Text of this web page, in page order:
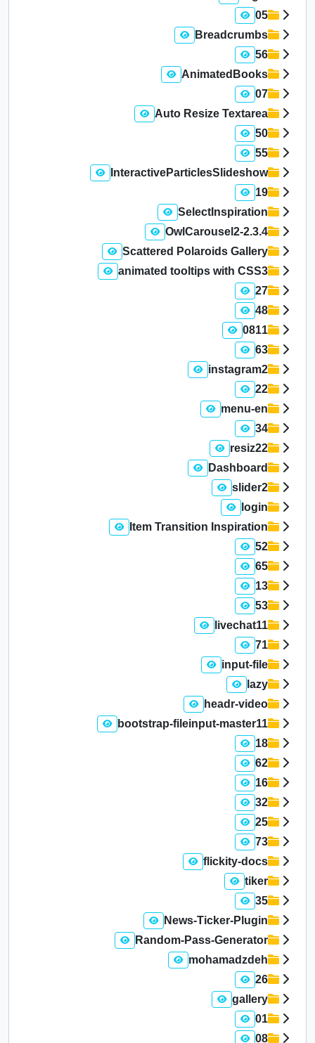
05
Breadcrumbs
56
AnimatedBooks
07
Auto Resize Textarea
50
55
InteractiveParticlesSlideshow
19
SelectInspiration
OwlCarousel2-2.3.4
Scattered Polaroids Gallery
animated tooltips with CSS3
27
48
0811
63
instagram2
22
menu-en
34
resiz22
Dashboard
slider2
login
Item Transition Inspiration
52
65
13
53
livechat11
71
input-file
lazy
headr-video
bootstrap-fileinput-master11
18
62
16
32
25
73
flickity-docs
tiker
35
News-Ticker-Plugin
Random-Pass-Generator
mohamadzdeh
26
gallery
01
08